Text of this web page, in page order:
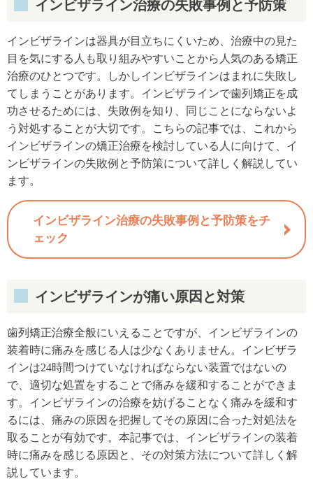
インビザライン治療の失敗事例と予防策
インビザラインは器具が目立ちにくいため、治療中の見た
目を気にする人も取り組みやすいことから人気のある矯正
治療のひとつです。しかしインビザラインはまれに失敗し
てしまうことがあります。インビザラインで歯列矯正を成
功させるためには、失敗例を知り、同じことにならないよ
う対処することが大切です。こちらの記事では、これから
インビザラインの矯正治療を検討している人に向けて、イ
ンビザラインの失敗例と予防策について詳しく解説してい
ます。
インビザライン治療の失敗事例と予防策をチ
ェック
インビザラインが痛い原因と対策
歯列矯正治療全般にいえることですが、インビザラインの
装着時に痛みを感じる人は少なくありません。インビザラ
インは24時間つけていなければならない装置ではないの
で、適切な処置をすることで痛みを緩和することができま
す。インビザラインの治療を妨げることなく痛みを緩和す
るには、痛みの原因を把握してその原因に合った対処法を
取ることが有効です。本記事では、インビザラインの装着
時に痛みを感じる原因と、その対策方法について詳しく解
説しています。